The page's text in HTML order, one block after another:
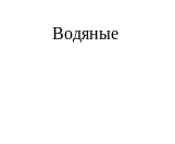
Водяные